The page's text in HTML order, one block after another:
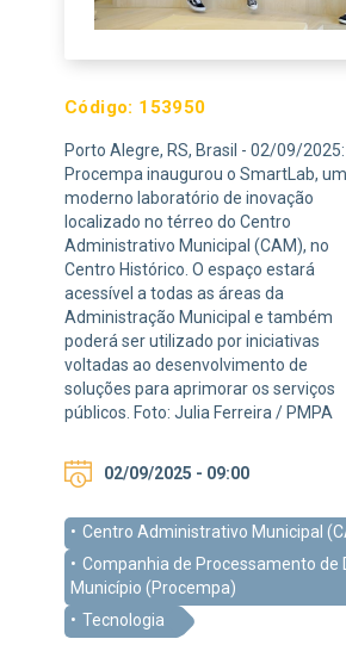
Código: 153950
Porto Alegre, RS, Brasil - 02/09/
Procempa inaugurou o SmartLab, um
moderno laboratório de inovação
localizado no térreo do Centro
Administrativo Municipal (CAM), no
Centro Histórico. O espaço estará
acessível a todas as áreas da
Administração Municipal e também
poderá ser utilizado por iniciativas
voltadas ao desenvolvimento de
soluções para aprimorar os serviços
públicos. Foto: Julia Ferreira / PMPA
02/09/2025 - 09:00
Centro Administrativo Municipal
Companhia de Processamento de
Município (Procempa)
Tecnologia